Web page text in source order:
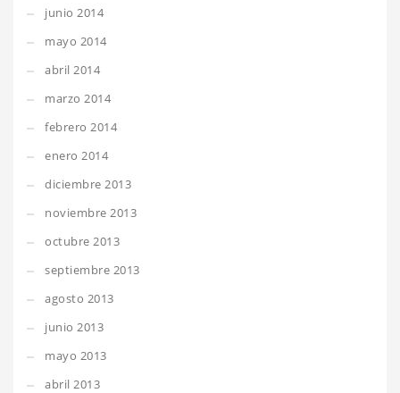
junio 2014
mayo 2014
abril 2014
marzo 2014
febrero 2014
enero 2014
diciembre 2013
noviembre 2013
octubre 2013
septiembre 2013
agosto 2013
junio 2013
mayo 2013
abril 2013